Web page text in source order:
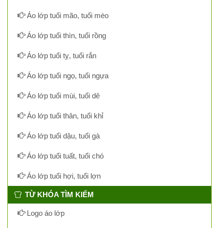
Áo lớp tuổi mão, tuổi mèo
Áo lớp tuổi thìn, tuổi rồng
Áo lớp tuổi tỵ, tuổi rắn
Áo lớp tuổi ngọ, tuổi ngựa
Áo lớp tuổi mùi, tuổi dê
Áo lớp tuổi thân, tuổi khỉ
Áo lớp tuổi dậu, tuổi gà
Áo lớp tuổi tuất, tuổi chó
Áo lớp tuổi hợi, tuổi lợn
TỪ KHÓA TÌM KIẾM
Logo áo lớp